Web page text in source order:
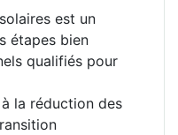
est un
étapes bien
qualifiés pour
la réduction des